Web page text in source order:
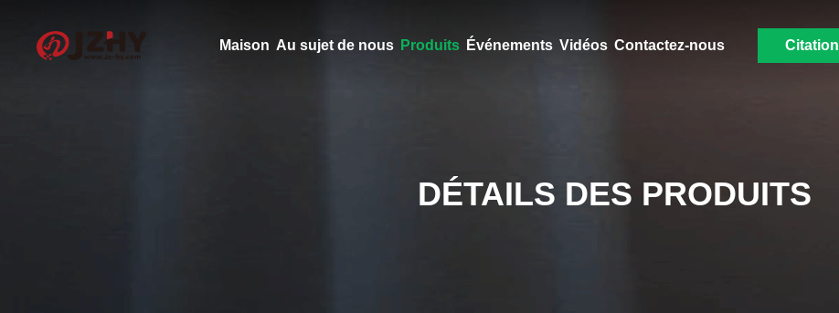
Maison Au sujet de nous Produits Événements Vidéos Contactez-nous Citation
DÉTAILS DES PRODUITS